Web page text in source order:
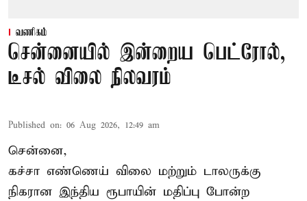
வணிகம்
சென்னையில் இன்றைய பெட்ரோல்,
டீசல் விலை நிலவரம்
Published on: 06 Aug 2026, 12:49 am
சென்னை,
கச்சா எண்ணெய் விலை மற்றும் டாலருக்கு
நிகரான இந்திய ரூபாயின் மதிப்பு போன்ற